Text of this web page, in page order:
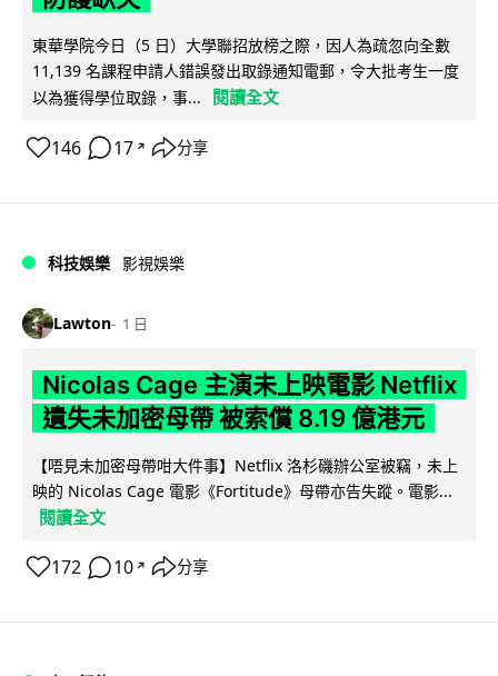
東華學院今日（5 日）大學聯招放榜之際，因人為疏忽向全數
11,139 名課程申請人錯誤發出取錄通知電郵，令大批考生一度
以為獲得學位取錄，事...
閱讀全文
146 17 ↗ 分享
科技娛樂 影視娛樂
Lawton 1 日
Nicolas Cage 主演未上映電影 Netflix
遺失未加密母帶 被索償 8.19 億港元
【唔見未加密母帶咁大件事】Netflix 洛杉磯辦公室被竊，未上
映的 Nicolas Cage 電影《Fortitude》母帶亦告失蹤。電影...
閱讀全文
172 10 ↗ 分享